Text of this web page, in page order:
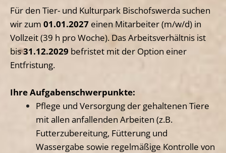
Für den Tier- und Kulturpark Bischofswerda suchen
wir zum 01.01.2027 einen Mitarbeiter (m/w/d) in
Vollzeit (39 h pro Woche). Das Arbeitsverhältnis ist
bis31.12.2029 befristet mit der Option einer
Entfristung.
Ihre Aufgabenschwerpunkte:
Pflege und Versorgung der gehaltenen Tiere
mit allen anfallenden Arbeiten (z.B.
Futterzubereitung, Fütterung und
Wassergabe sowie regelmäßige Kontrolle von